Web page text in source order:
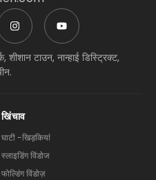
शीशान टाउन, नान्हाई डिस्ट्रिक्ट,
खिंचाव
घाटी -खिड़कियां
स्लाइडिंग विंडोज
फोल्डिंग विंडोज़